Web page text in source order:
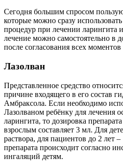
Сегодня большим спросом
которые можно сразу
процедур при лечении ларингита
лечение можно самостоятельно в
после согласования всех моментов
Лазолван
Представленное средство
причине входящего в его состав
Амбраксола. Если необходимо
Лазолваном ребёнку для лечения
ларингита, то дозировка
взрослым составляет 3 мл. Для
раствора, для пациентов до 2 лет
препарата происходит согласно
ингаляций детям.